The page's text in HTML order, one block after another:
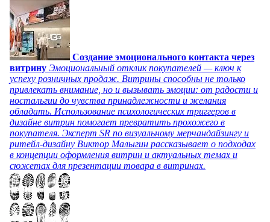
Создание эмоционального контакта через
витрину Эмоциональный отклик покупателей — ключ к
успеху розничных продаж. Витрины способны не только
привлекать внимание, но и вызывать эмоции: от радости и
ностальгии до чувства принадлежности и желания
обладать. Использование психологических триггеров в
дизайне витрин помогает превратить прохожего в
покупателя. Эксперт SR по визуальному мерчандайзингу и
ритейл-дизайну Виктор Малыгин рассказывает о подходах
в концепции оформления витрин и актуальных темах и
сюжетах для презентации товара в витринах.